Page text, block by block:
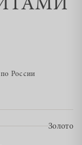
России
Золото